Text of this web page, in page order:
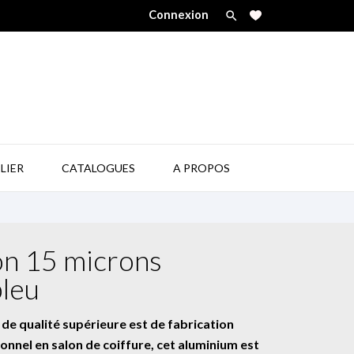
Connexion 
CATALOGUES A PROPOS
15 microns
de qualité supérieure est de fabrication
en salon de coiffure, cet aluminium est